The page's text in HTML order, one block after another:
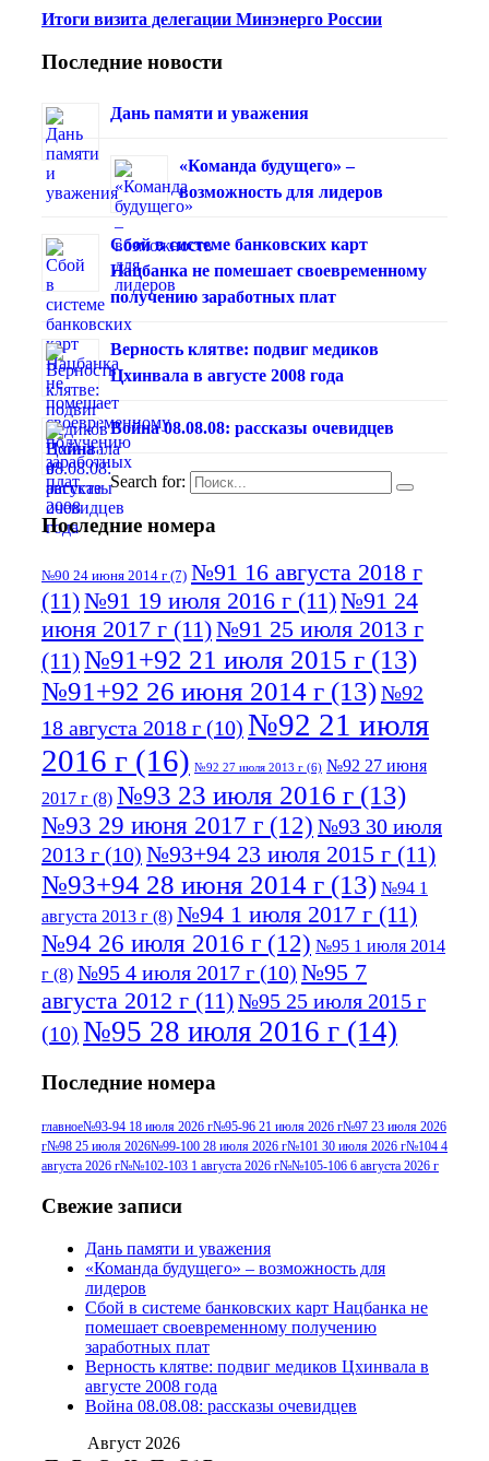
Итоги визита делегации Минэнерго России
Последние новости
Дань памяти и уважения
«Команда будущего» –
возможность для лидеров
Сбой в системе банковских карт
Нацбанка не помешает своевременному
получению заработных плат
Верность клятве: подвиг медиков
Цхинвала в августе 2008 года
Война 08.08.08: рассказы очевидцев
Search for:
Последние номера
№90 24 июня 2014 г (7) №91 16 августа 2018 г
(11)№91 19 июля 2016 г (11)№91 24
июня 2017 г (11)№91 25 июля 2013 г
(11)№91+92 21 июля 2015 г (13)
№91+92 26 июня 2014 г (13)№92
18 августа 2018 г (10) №92 21 июля
2016 г (16) №92 27 июля 2013 г (6) №92 27 июня
2017 г (8) №93 23 июля 2016 г (13)
№93 29 июня 2017 г (12) №93 30 июля
2013 г (10) №93+94 23 июля 2015 г (11)
№93+94 28 июня 2014 г (13) №94 1
августа 2013 г (8) №94 1 июля 2017 г (11)
№94 26 июля 2016 г (12) №95 1 июля 2014
г (8) №95 4 июля 2017 г (10) №95 7
августа 2012 г (11)№95 25 июля 2015 г
(10) №95 28 июля 2016 г (14)
июля 2017 г(11)№96 9 августа 2012
г(13) №96 28 июля 2015 г(9) №96+97 3
июля 2014 г(10)№96+97 30 июля
июля 2017 г
2012 г(15)№97 30 июля 2015 г
(15)№98 1 августа 2015 г
августа 2016 г(10)№98 5 июля 2014 г(10)
№98 8 августа 2013 г
августа 2012 г(14)
2017 г(9)
№99 4 августа
2016 г(12) №99 8 июля 2014 г
Последние номера
главное№93-94 18 июля 2026 г№95-96 21 июля 2026 г№97 23 июля 2026
г№98 25 июля 2026№99-100 28 июля 2026 г№101 30 июля 2026 г№104 4
августа 2026 г№№102-103 1 августа 2026 г№№105-106 6 августа 2026 г
Свежие записи
Дань памяти и уважения
«Команда будущего» – возможность для
лидеров
Сбой в системе банковских карт Нацбанка не
помешает своевременному получению
заработных плат
Верность клятве: подвиг медиков Цхинвала в
августе 2008 года
Война 08.08.08: рассказы очевидцев
Август 2026